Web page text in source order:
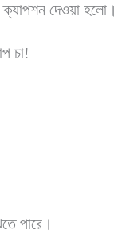
ক্যাপশন দেওয়া হলো।
চা!
পারে।